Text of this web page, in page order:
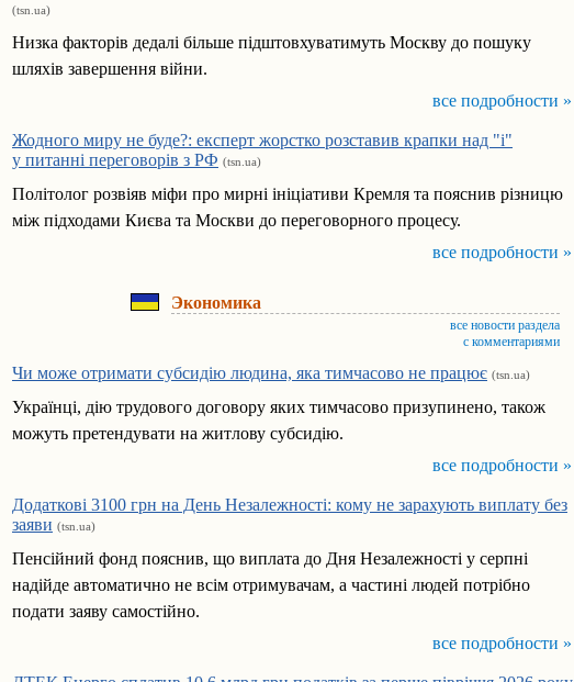
(tsn.ua)
Низка факторів дедалі більше підштовхуватимуть Москву до пошуку
шляхів завершення війни.
все подробности »
Жодного миру не буде?: експерт жорстко розставив крапки над "і"
у питанні переговорів з РФ (tsn.ua)
Політолог розвіяв міфи про мирні ініціативи Кремля та пояснив різницю
між підходами Києва та Москви до переговорного процесу.
все подробности »
Экономика
все новости раздела
с комментариями
Чи може отримати субсидію людина, яка тимчасово не працює (tsn.ua)
Українці, дію трудового договору яких тимчасово призупинено, також
можуть претендувати на житлову субсидію.
все подробности »
Додаткові 3100 грн на День Незалежності: кому не зарахують виплату без
заяви (tsn.ua)
Пенсійний фонд пояснив, що виплата до Дня Незалежності у серпні
надійде автоматично не всім отримувачам, а частині людей потрібно
подати заяву самостійно.
все подробности »